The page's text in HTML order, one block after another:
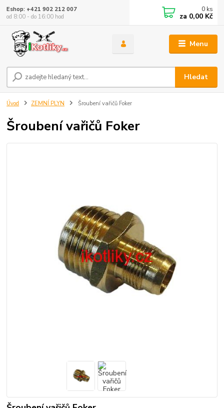
Menu
Hledat
Eshop: +421 902 212 007
od 8:00 - do 16:00 hod
0 ks
za 0,00 Kč
Úvod ZEMNÍ PLYN Šroubení vařičů Foker
Šroubení vařičů Foker